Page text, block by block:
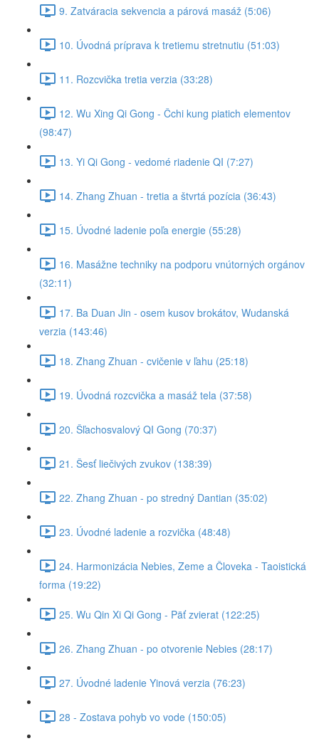
9. Zatváracia sekvencia a párová masáž (5:06)
10. Úvodná príprava k tretiemu stretnutiu (51:03)
11. Rozcvička tretia verzia (33:28)
12. Wu Xing Qi Gong - Čchi kung piatich elementov
(98:47)
13. Yi Qi Gong - vedomé riadenie QI (7:27)
14. Zhang Zhuan - tretia a štvrtá pozícia (36:43)
15. Úvodné ladenie poľa energie (55:28)
16. Masážne techniky na podporu vnútorných orgánov
(32:11)
17. Ba Duan Jin - osem kusov brokátov, Wudanská
verzia (143:46)
18. Zhang Zhuan - cvičenie v ľahu (25:18)
19. Úvodná rozcvička a masáž tela (37:58)
20. Šľachosvalový QI Gong (70:37)
21. Šesť liečivých zvukov (138:39)
22. Zhang Zhuan - po stredný Dantian (35:02)
23. Úvodné ladenie a rozvička (48:48)
24. Harmonizácia Nebies, Zeme a Človeka - Taoistická
forma (19:22)
25. Wu Qin Xi Qi Gong - Päť zvierat (122:25)
26. Zhang Zhuan - po otvorenie Nebies (28:17)
27. Úvodné ladenie Yinová verzia (76:23)
28 - Zostava pohyb vo vode (150:05)